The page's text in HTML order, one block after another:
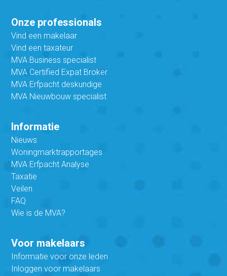
Onze professionals
Vind een makelaar
Vind een taxateur
MVA Business specialist
MVA Certified Expat Broker
MVA Erfpacht deskundige
MVA Nieuwbouw specialist
Informatie
Nieuws
Woningmarktrapportages
MVA Erfpacht Analyse
Taxatie
Veilen
FAQ
Wie is de MVA?
Voor makelaars
Informatie voor onze leden
Inloggen voor makelaars